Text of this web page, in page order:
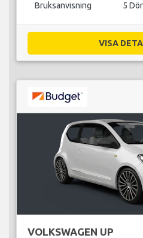
Bruksanvisning 5
VISA
VOLKSWAGEN UP